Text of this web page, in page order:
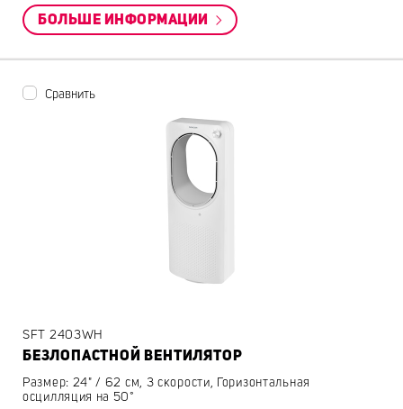
БОЛЬШЕ ИНФОРМАЦИИ
Сравнить
SFT 2403WH
БЕЗЛОПАСТНОЙ ВЕНТИЛЯТОР
Размер: 24" / 62 см, 3 скорости, Горизонтальная
осцилляция на 50°